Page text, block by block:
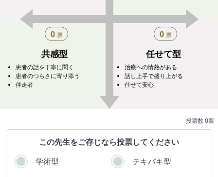
0 票
共感型
患者の話を丁寧に聞く
患者のつらさに寄り添う
伴走者
0 票
任せて型
治療への情熱がある
話し上手で盛り上がる
任せて安心
投票数 0票
この​先生を​ご存じなら​投票してください
学術型
テキパキ型